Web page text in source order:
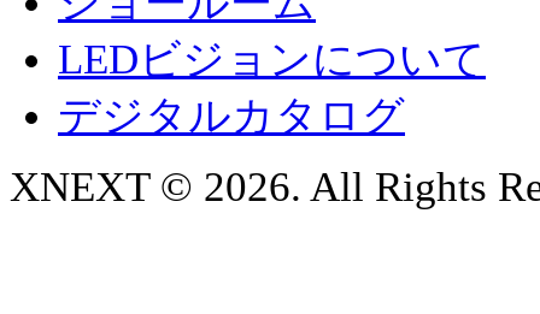
LEDビジョンについて
デジタルカタログ
XNEXT © 2026. All Rights